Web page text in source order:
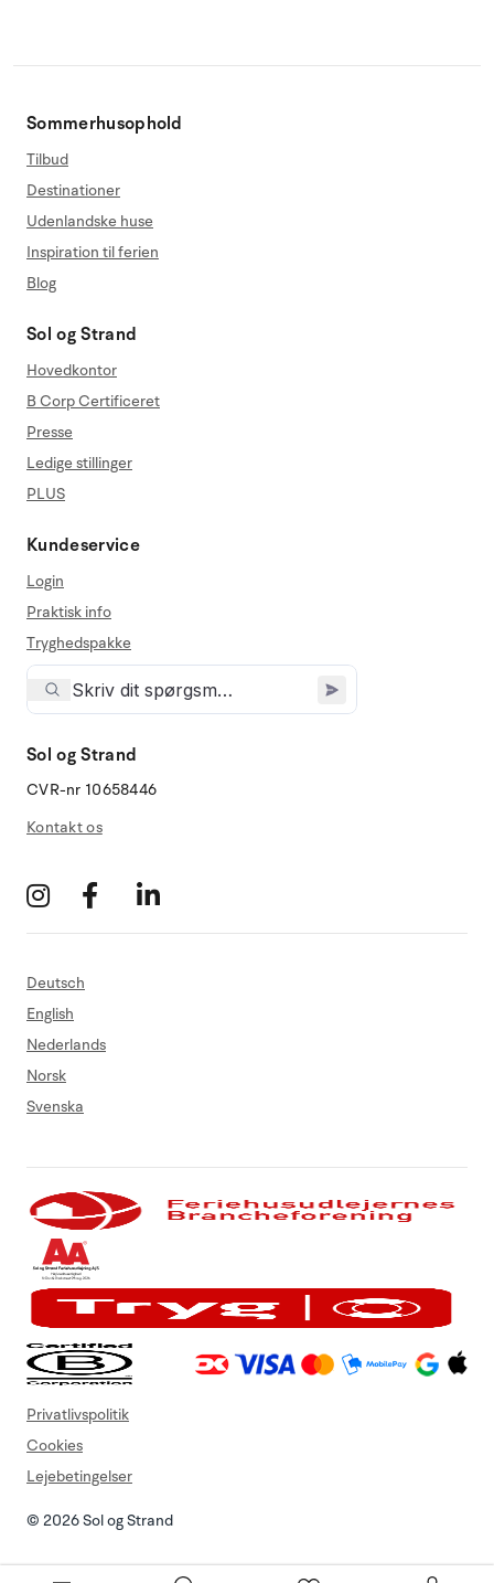
Sommerhusophold
Tilbud
Destinationer
Udenlandske huse
Inspiration til ferien
Blog
Sol og Strand
Hovedkontor
B Corp Certificeret
Presse
Ledige stillinger
PLUS
Kundeservice
Login
Praktisk info
Tryghedspakke
Sol og Strand
CVR-nr 10658446
Kontakt os
Deutsch
English
Nederlands
Norsk
Svenska
© 2026 Sol og Strand
Privatlivspolitik
Cookies
Lejebetingelser